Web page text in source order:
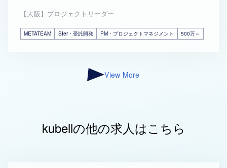
【大阪】プロジェクトリーダー
METATEAM SIer・受託開発 PM・プロジェクトマネジメント 500万～
View More
kubellの他の求人はこちら